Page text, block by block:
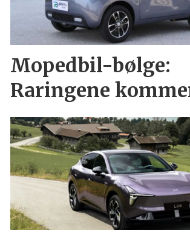
Mopedbil-bølge:
Raringene